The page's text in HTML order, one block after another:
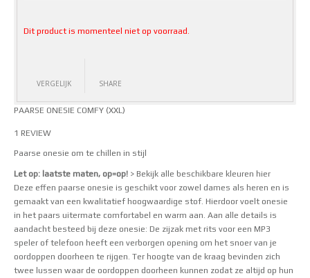
Dit product is momenteel niet op voorraad.
VERGELIJK SHARE
PAARSE ONESIE COMFY (XXL)
1 REVIEW
Paarse onesie om te chillen in stijl
Let op: laatste maten, op=op! > Bekijk alle beschikbare kleuren hier
Deze effen paarse onesie is geschikt voor zowel dames als heren en is
gemaakt van een kwalitatief hoogwaardige stof. Hierdoor voelt onesie
in het paars uitermate comfortabel en warm aan. Aan alle details is
aandacht besteed bij deze onesie: De zijzak met rits voor een MP3
speler of telefoon heeft een verborgen opening om het snoer van je
oordoppen doorheen te rijgen. Ter hoogte van de kraag bevinden zich
twee lussen waar de oordoppen doorheen kunnen zodat ze altijd op hun